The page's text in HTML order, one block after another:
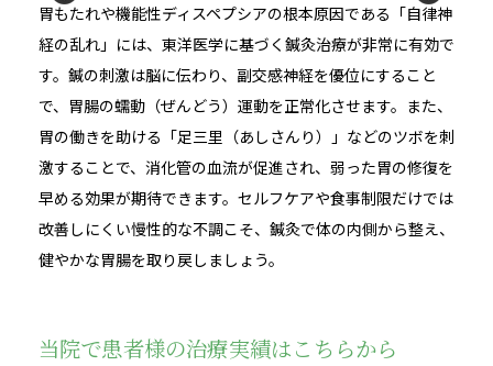
胃もたれや機能性ディスペプシアの根本原因である「自律神
経の乱れ」には、東洋医学に基づく鍼灸治療が非常に有効で
す。鍼の刺激は脳に伝わり、副交感神経を優位にすること
で、胃腸の蠕動（ぜんどう）運動を正常化させます。また、
胃の働きを助ける「足三里（あしさんり）」などのツボを刺
激することで、消化管の血流が促進され、弱った胃の修復を
早める効果が期待できます。セルフケアや食事制限だけでは
改善しにくい慢性的な不調こそ、鍼灸で体の内側から整え、
健やかな胃腸を取り戻しましょう。
当院で患者様の治療実績はこちらから